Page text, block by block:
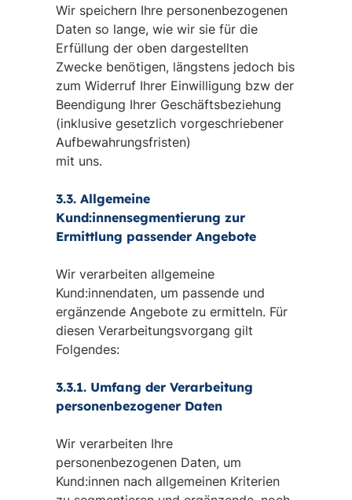
Wir speichern Ihre personenbezogenen
Daten so lange, wie wir sie für die
Erfüllung der oben dargestellten
Zwecke benötigen, längstens jedoch bis
zum Widerruf Ihrer Einwilligung bzw der
Beendigung Ihrer Geschäftsbeziehung
(inklusive gesetzlich vorgeschriebener
Aufbewahrungsfristen)
mit uns.
3.3. Allgemeine
Kund:innensegmentierung zur
Ermittlung passender Angebote
Wir verarbeiten allgemeine
Kund:innendaten, um passende und
ergänzende Angebote zu ermitteln. Für
diesen Verarbeitungsvorgang gilt
Folgendes:
3.3.1. Umfang der Verarbeitung
personenbezogener Daten
Wir verarbeiten Ihre
personenbezogenen Daten, um
Kund:innen nach allgemeinen Kriterien